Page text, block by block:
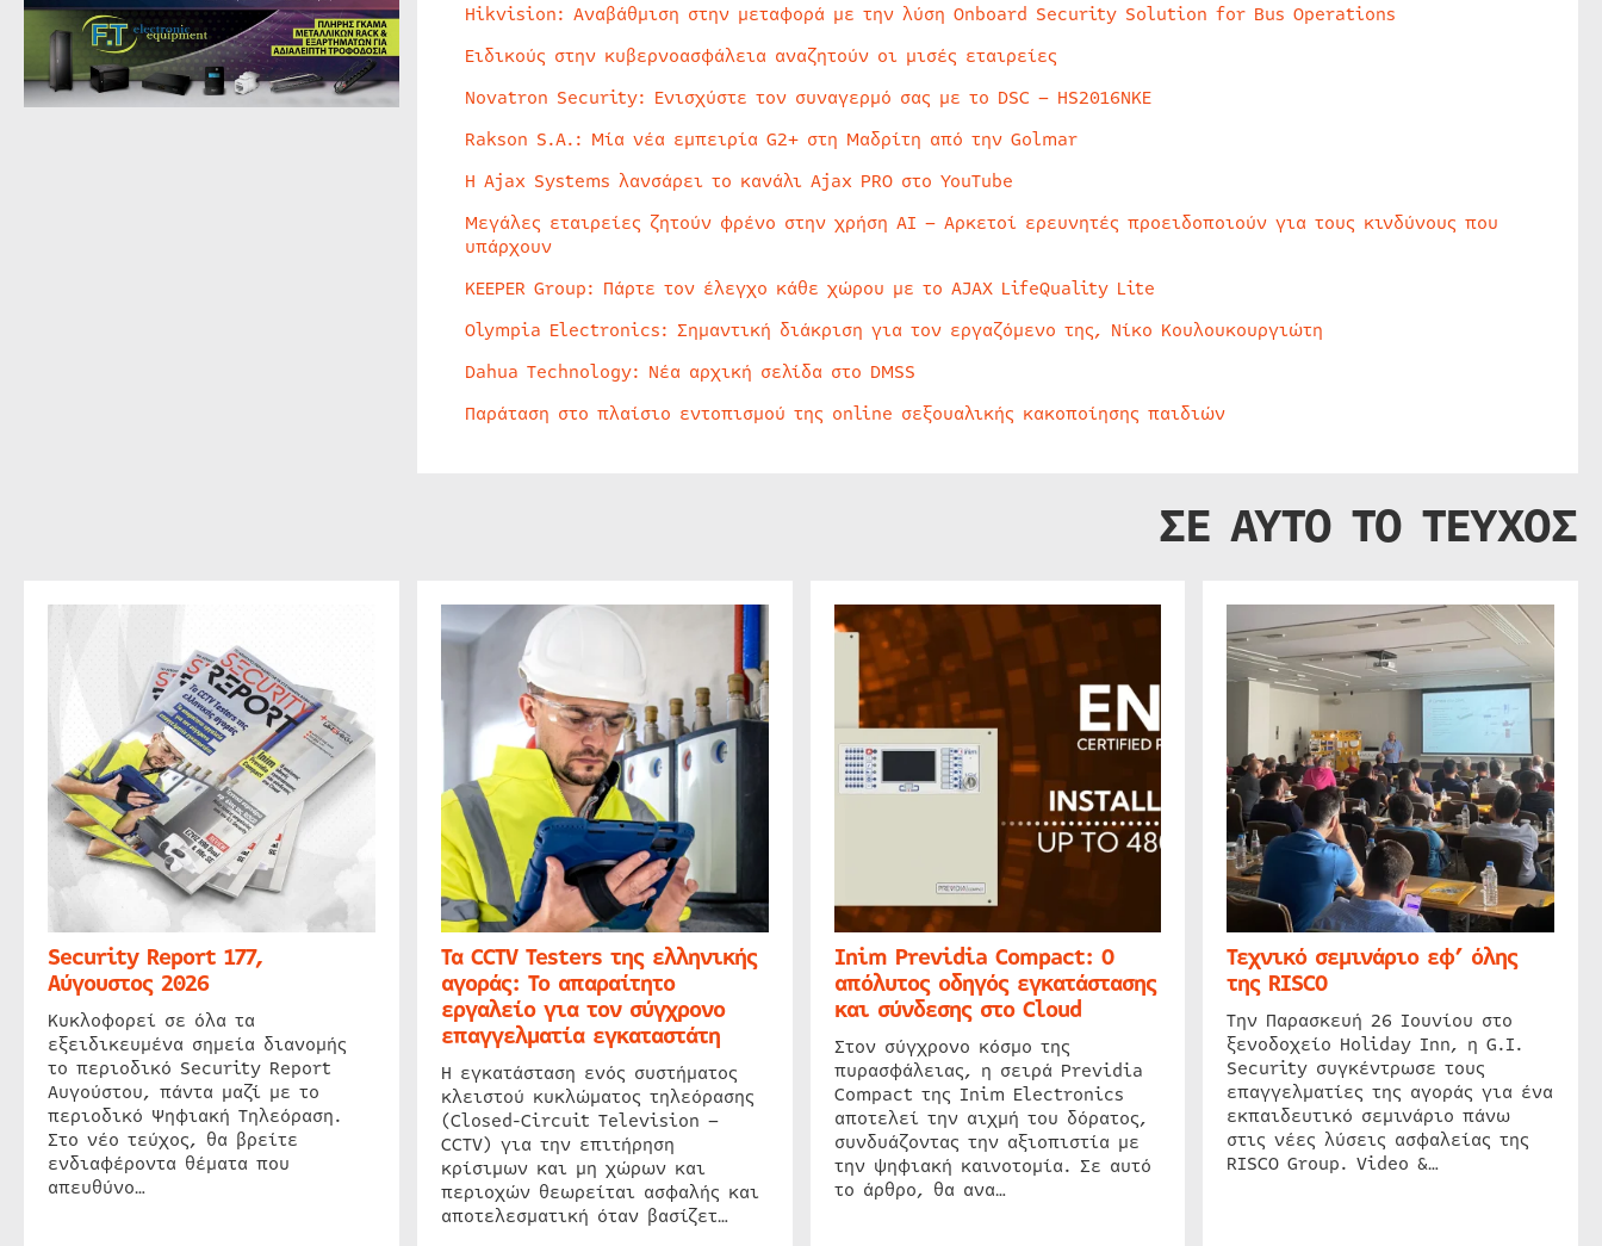
Hikvision: Αναβάθμιση στην μεταφορά με την λύση Onboard Security Solution for Bus Operations
Ειδικούς στην κυβερνοασφάλεια αναζητούν οι μισές εταιρείες
Novatron Security: Ενισχύστε τον συναγερμό σας με το DSC – HS2016NKE
Rakson S.A.: Μία νέα εμπειρία G2+ στη Μαδρίτη από την Golmar
Η Ajax Systems λανσάρει το κανάλι Ajax PRO στο YouTube
Μεγάλες εταιρείες ζητούν φρένο στην χρήση AI – Αρκετοί ερευνητές προειδοποιούν για τους κινδύνους που
υπάρχουν
KEEPER Group: Πάρτε τον έλεγχο κάθε χώρου με το AJAX LifeQuality Lite
Olympia Electronics: Σημαντική διάκριση για τον εργαζόμενο της, Νίκο Κουλουκουργιώτη
Dahua Technology: Νέα αρχική σελίδα στο DMSS
Παράταση στο πλαίσιο εντοπισμού της online σεξουαλικής κακοποίησης παιδιών
ΣΕ ΑΥΤΟ ΤΟ ΤΕΥΧΟΣ
Security Report 177,
Αύγουστος 2026
Κυκλοφορεί σε όλα τα
εξειδικευμένα σημεία διανομής
το περιοδικό Security Report
Αυγούστου, πάντα μαζί με το
περιοδικό Ψηφιακή Τηλεόραση.
Στο νέο τεύχος, θα βρείτε
ενδιαφέροντα θέματα που
απευθύνο…
Τα CCTV Testers της ελληνικής
αγοράς: Το απαραίτητο
εργαλείο για τον σύγχρονο
επαγγελματία εγκαταστάτη
Η εγκατάσταση ενός συστήματος
κλειστού κυκλώματος τηλεόρασης
(Closed-Circuit Television –
CCTV) για την επιτήρηση
κρίσιμων και μη χώρων και
περιοχών θεωρείται ασφαλής και
αποτελεσματική όταν βασίζετ…
Inim Previdia Compact: Ο
απόλυτος οδηγός εγκατάστασης
και σύνδεσης στο Cloud
Στον σύγχρονο κόσμο της
πυρασφάλειας, η σειρά Previdia
Compact της Inim Electronics
αποτελεί την αιχμή του δόρατος,
συνδυάζοντας την αξιοπιστία με
την ψηφιακή καινοτομία. Σε αυτό
το άρθρο, θα ανα…
Τεχνικό σεμινάριο εφ’ όλης
της RISCO
Την Παρασκευή 26 Ιουνίου στο
ξενοδοχείο Holiday Inn, η G.I.
Security συγκέντρωσε τους
επαγγελματίες της αγοράς για ένα
εκπαιδευτικό σεμινάριο πάνω
στις νέες λύσεις ασφαλείας της
RISCO Group. Video &…